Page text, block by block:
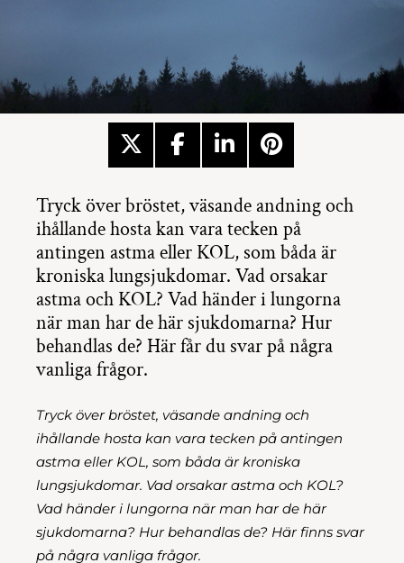
Tryck över bröstet, väsande andning och
ihållande hosta kan vara tecken på
antingen astma eller KOL, som båda är
kroniska lungsjukdomar. Vad orsakar
astma och KOL? Vad händer i lungorna
när man har de här sjukdomarna? Hur
behandlas de? Här får du svar på några
vanliga frågor.
Tryck över bröstet, väsande andning och
ihållande hosta kan vara tecken på antingen
astma eller KOL, som båda är kroniska
lungsjukdomar. Vad orsakar astma och KOL?
Vad händer i lungorna när man har de här
sjukdomarna? Hur behandlas de? Här finns svar
på några vanliga frågor.